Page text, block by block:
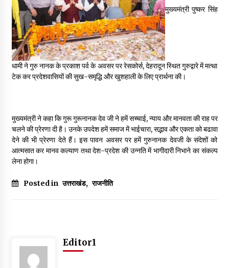
May 16, 2022
Thought Of The Day 14 May
May 14, 2022
Thought Of The Day 12 May
May 12, 2022
Thought Of The Day 11 May
May 11, 2022
May 10, 2022
मुख्यमंत्री पुष्कर सिंह
धामी ने गुरु नानक के प्रकाश पर्व के अवसर पर रेसकोर्स, देहरादून स्थित गुरुद्वारे में मत्था
टेक कर प्रदेशवासियों की सुख-समृद्धि और खुशहाली के लिए प्रार्थना की।
मुख्यमंत्री ने कहा कि गुरू गुरूनानक देव जी ने हमें सच्चाई, न्याय और मानवता की राह पर
चलने की प्रेरणा दी है। उनके उपदेश हमें समाज में भाईचारा, सद्भाव और एकता को बढावा
देने की भी प्रेरणा देते हैं। इस पावन अवसर पर हमें गुरुनानक देवजी के संदेशों को
आत्मसात कर मानव कल्याण तथा देश-प्रदेश की उन्नति में भागीदारी निभाने का संकल्प
लेना होगा।
Posted in उत्तराखंड, राजनीति
Editor1